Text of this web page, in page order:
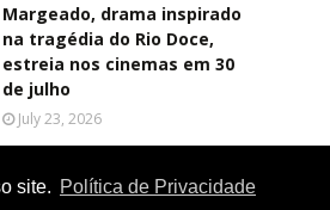
site. Política de Privacidade
Margeado, drama inspirado
na tragédia do Rio Doce,
estreia nos cinemas em 30
de julho
July 23, 2026
Home Contato